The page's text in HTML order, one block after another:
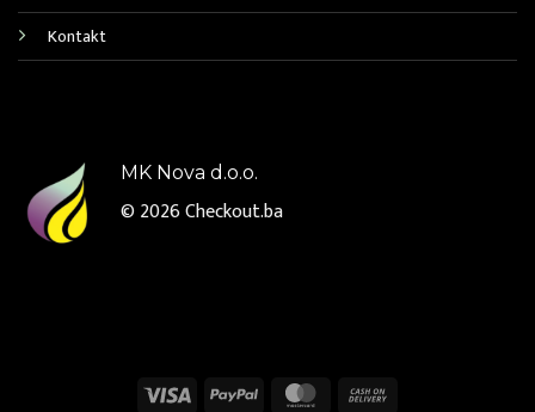
Kontakt
MK Nova d.o.o.
© 2026Checkout.ba